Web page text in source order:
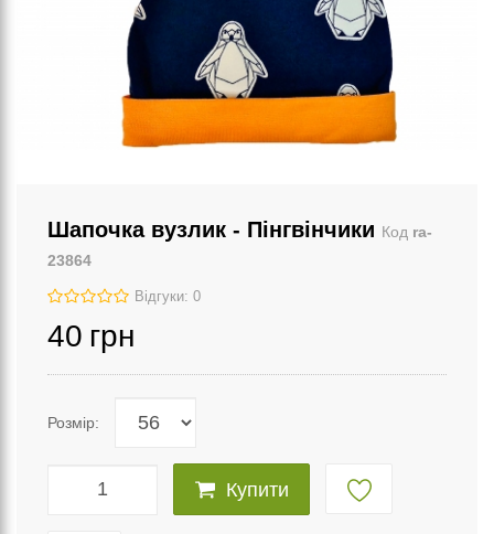
Шапочка вузлик - Пінгвінчики Код ra-
23864
Відгуки: 0
40 грн
Розмір:
Купити